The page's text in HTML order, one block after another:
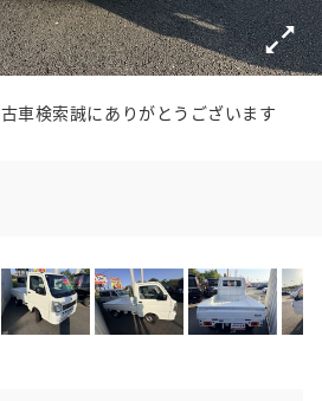
車検索誠にありがとうございます